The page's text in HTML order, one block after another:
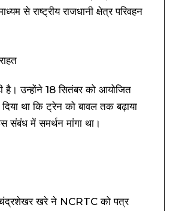
से राष्ट्रीय राजधानी क्षेत्र परिवहन
है। उन्होंने 18 सितंबर को आयोजित
था कि ट्रेन को बावल तक बढ़ाया
संबंध में समर्थन मांगा था।
खरे ने NCRTC को पत्र